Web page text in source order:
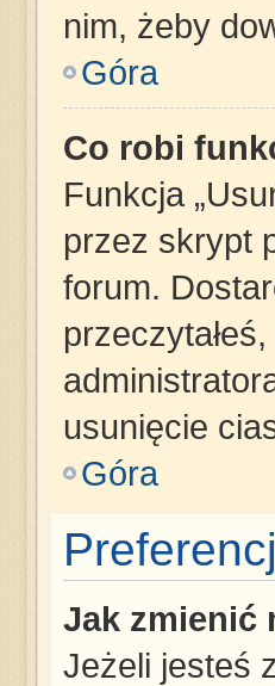
nim, żeby
Góra
Co robi
Funkcja
przez skrypt
forum.
usunięcie
Góra
Jak zmienić
Jeżeli jesteś